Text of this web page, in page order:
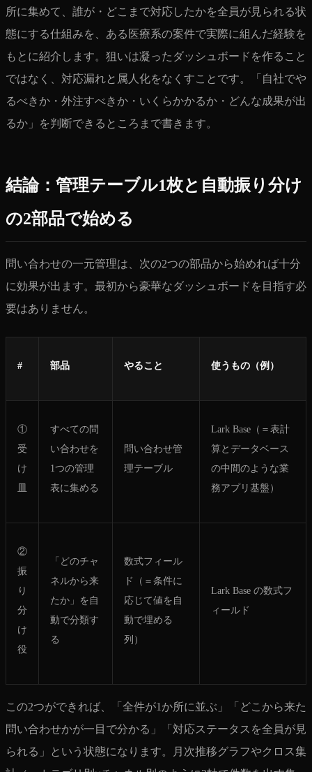
所に集めて、誰が・どこまで対応したかを全員が見られる状
態にする仕組みを、ある医療系の案件で実際に組んだ経験を
もとに紹介します。狙いは凝ったダッシュボードを作ること
ではなく、対応漏れと属人化をなくすことです。「自社でや
るべきか・外注すべきか・いくらかかるか・どんな成果が出
るか」を判断できるところまで書きます。
結論：管理テーブル1枚と自動振り分け
の2部品で始める
問い合わせの一元管理は、次の2つの部品から始めれば十分
に効果が出ます。最初から豪華なダッシュボードを目指す必
要はありません。
# 部品 やること 使うもの（例）
①
受
け
皿
すべての問
い合わせを
1つの管理
表に集める
問い合わせ管
理テーブル
Lark Base（＝表計
算とデータベース
の中間のような業
務アプリ基盤）
②
振
り
分
け
役
「どのチャ
ネルから来
たか」を自
動で分類す
る
数式フィール
ド（＝条件に
応じて値を自
動で埋める
列）
Lark Base の数式フ
ィールド
この2つができれば、「全件が1か所に並ぶ」「どこから来た
問い合わせかが一目で分かる」「対応ステータスを全員が見
られる」という状態になります。月次推移グラフやクロス集